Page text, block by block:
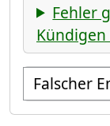
Fehler